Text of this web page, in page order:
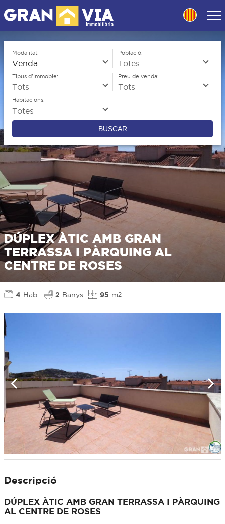
to
content
Modalitat: Població:
Tipus d'Immoble: Preu de venda:
Habitacions:
BUSCAR
DÚPLEX ÀTIC AMB GRAN
TERRASSA I PÀRQUING AL
CENTRE DE ROSES
4 Hab. 2 Banys 95 m2
Descripció
DÚPLEX ÀTIC AMB GRAN TERRASSA I PÀRQUING
AL CENTRE DE ROSES